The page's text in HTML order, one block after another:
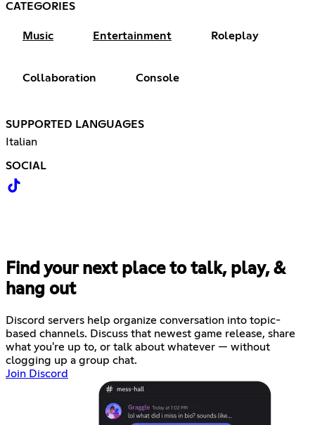
CATEGORIES
Music Entertainment Roleplay
Collaboration Console
SUPPORTED LANGUAGES
Italian
SOCIAL
Find your next place to talk, play, &
hang out
Discord servers help organize conversation into topic-
based channels. Discuss that newest game release, share
what you're up to, or talk about whatever — without
clogging up a group chat.
Join Discord